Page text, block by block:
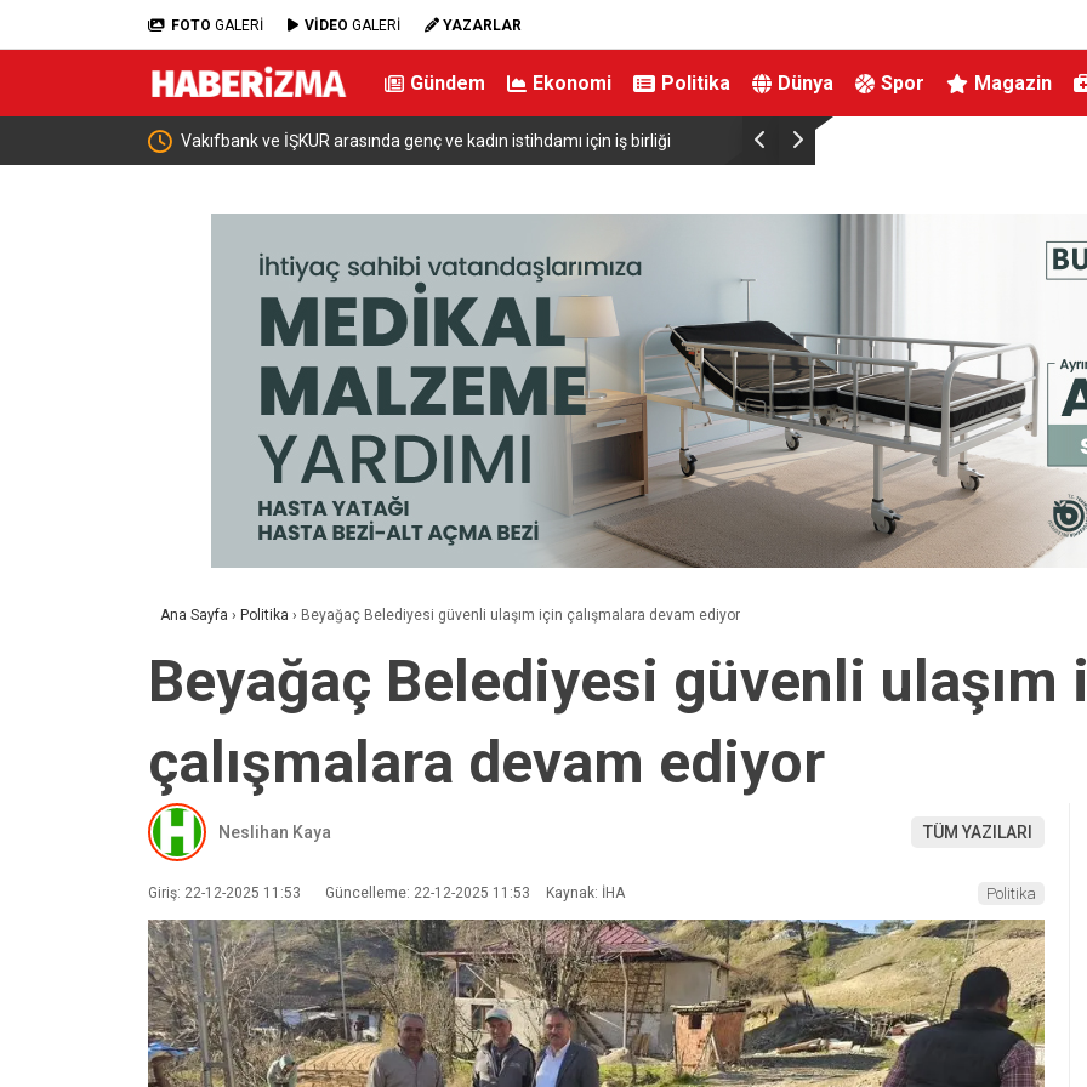
FOTO GALERİ VİDEO GALERİ YAZARLAR
Gündem Ekonomi Politika Dünya Spor Magazin
ve kadın istihdamı için iş birliği Bakan Şimşek: “Batman’da muazzam bir hizmet fırtınası var”
Ana Sayfa › Politika › Beyağaç Belediyesi güvenli ulaşım için çalışmalara devam ediyor
Beyağaç Belediyesi güvenli ulaşım
çalışmalara devam ediyor
Neslihan Kaya TÜM YAZILARI
Giriş: 22-12-2025 11:53 Güncelleme: 22-12-2025 11:53 Kaynak: İHA Politika